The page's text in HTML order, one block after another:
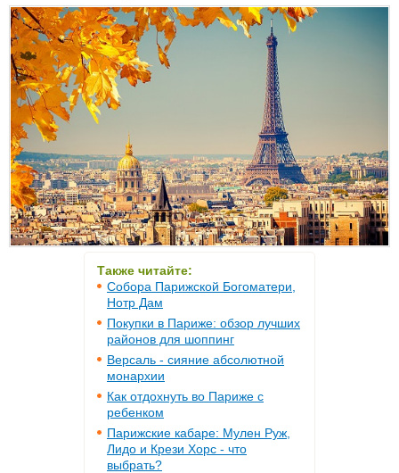
Также читайте:
Собора Парижской Богоматери,
Нотр Дам
Покупки в Париже: обзор лучших
районов для шоппинг
Версаль - сияние абсолютной
монархии
Как отдохнуть во Париже с
ребенком
Парижские кабаре: Мулен Руж,
Лидо и Крези Хорс - что
выбрать?